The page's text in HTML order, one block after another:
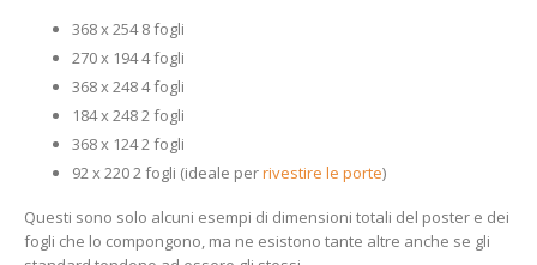
368 x 254 8 fogli
270 x 194 4 fogli
368 x 248 4 fogli
184 x 248 2 fogli
368 x 124 2 fogli
92 x 220 2 fogli (ideale perrivestire le porte)
Questi sono solo alcuni esempi di dimensioni totali del poster e dei
fogli che lo compongono, ma ne esistono tante altre anche se gli